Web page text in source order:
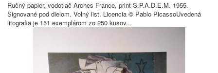
Ručný papier, vodotlač Arches France, print S.P.A.D.E.M. 1955.
Signované pod dielom. Volný list. Licencia © Pablo PicassoUvedená
litografia je 151 exemplárom zo 250 kusov...